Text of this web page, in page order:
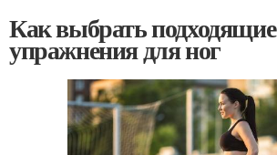
Как выбрать подходящие
упражнения для ног